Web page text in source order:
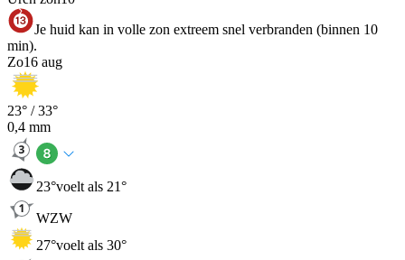
Je huid kan in volle zon extreem snel verbranden (binnen 10
min).
Zo16 aug
23° /33°
0,4 mm
23°voelt als 21°
WZW
27°voelt als 30°